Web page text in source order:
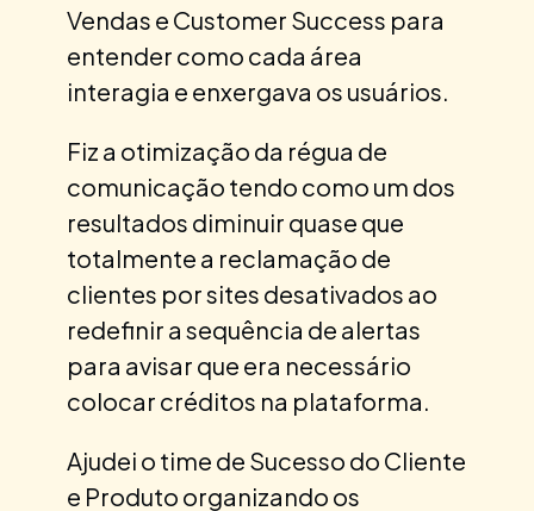
Vendas e Customer Success para
entender como cada área
interagia e enxergava os usuários.
Fiz a otimização da régua de
comunicação tendo como um dos
resultados diminuir quase que
totalmente a reclamação de
clientes por sites desativados ao
redefinir a sequência de alertas
para avisar que era necessário
colocar créditos na plataforma.
Ajudei o time de Sucesso do Cliente
e Produto organizando os